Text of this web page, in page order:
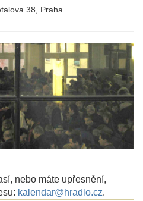
38, Praha
nebo máte upřesnění,
kalendar@hradlo.cz.